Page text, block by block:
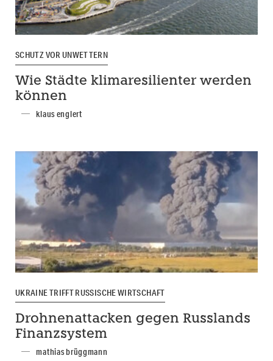
SCHUTZ VOR UNWETTERN
Wie Städte klimaresilienter werden
können
klaus englert
UKRAINE TRIFFT RUSSISCHE WIRTSCHAFT
Drohnenattacken gegen Russlands
Finanzsystem
mathias brüggmann